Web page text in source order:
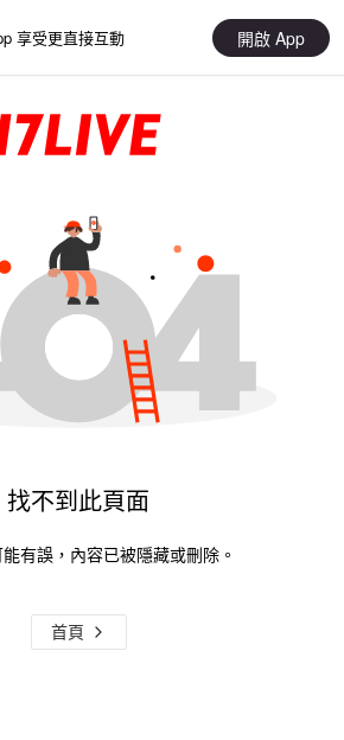
享受更直接互動 開啟 App
找不到此頁面
有誤，內容已被隱藏或刪除。
首頁